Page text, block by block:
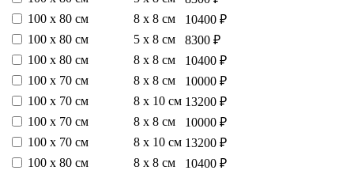
100 х 80 см
8 х 8 см
10400 ₽
100 х 80 см
5 х 8 см
8300 ₽
100 х 80 см
8 х 8 см
10400 ₽
100 х 70 см
8 х 8 см
10000 ₽
100 х 70 см
8 х 10 см 13200 ₽
100 х 70 см
8 х 8 см
10000 ₽
100 х 70 см
8 х 10 см 13200 ₽
100 х 80 см
8 х 8 см
10400 ₽